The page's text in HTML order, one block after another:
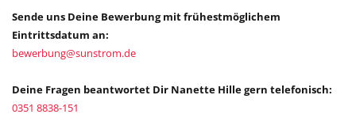
Sende uns Deine Bewerbung mit frühestmöglichem
Eintrittsdatum an:
bewerbung@sunstrom.de
Deine Fragen beantwortet Dir Nanette Hille gern telefonisch:
0351 8838-151